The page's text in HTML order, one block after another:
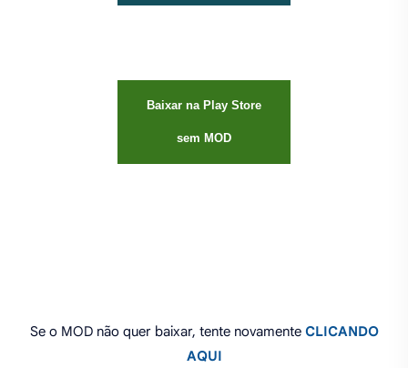
Baixar na Play Store
sem MOD
Se o MOD não quer baixar, tente novamente CLICANDO
AQUI